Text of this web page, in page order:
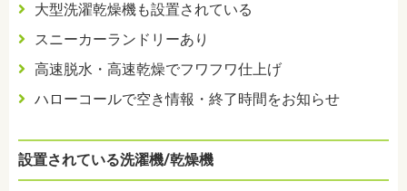
大型洗濯乾燥機も設置されている
スニーカーランドリーあり
高速脱水・高速乾燥でフワフワ仕上げ
ハローコールで空き情報・終了時間をお知らせ
設置されている洗濯機/乾燥機